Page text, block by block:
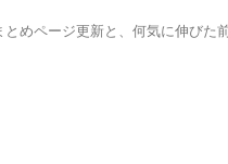
とめページ更新と、何気に伸びた